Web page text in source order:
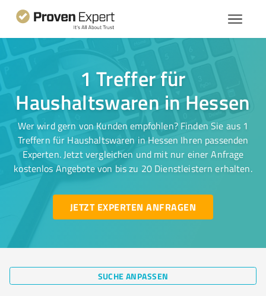
1 Treffer für
Haushaltswaren in Hessen
Wer wird gern von Kunden empfohlen? Finden Sie aus 1
Treffern für Haushaltswaren in Hessen Ihren passenden
Experten. Jetzt vergleichen und mit nur einer Anfrage
kostenlos Angebote von bis zu 20 Dienstleistern erhalten.
JETZT EXPERTEN ANFRAGEN
SUCHE ANPASSEN